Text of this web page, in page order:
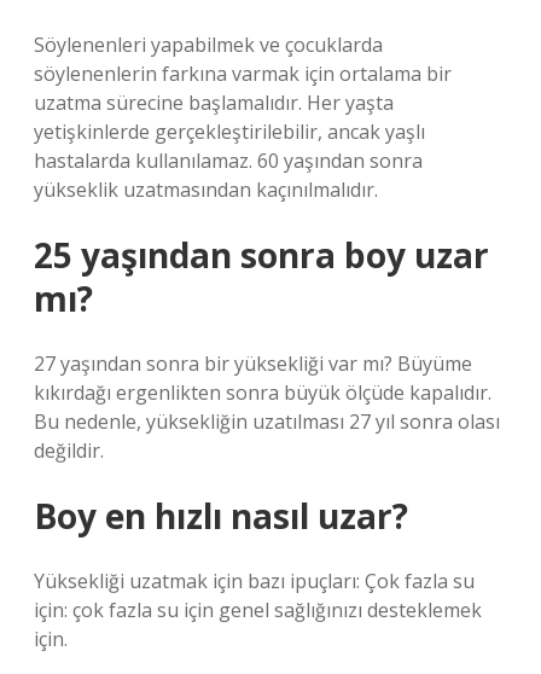
Söylenenleri yapabilmek ve çocuklarda
söylenenlerin farkına varmak için ortalama bir
uzatma sürecine başlamalıdır. Her yaşta
yetişkinlerde gerçekleştirilebilir, ancak yaşlı
hastalarda kullanılamaz. 60 yaşından sonra
yükseklik uzatmasından kaçınılmalıdır.
25 yaşından sonra boy uzar
mı?
27 yaşından sonra bir yüksekliği var mı? Büyüme
kıkırdağı ergenlikten sonra büyük ölçüde kapalıdır.
Bu nedenle, yüksekliğin uzatılması 27 yıl sonra olası
değildir.
Boy en hızlı nasıl uzar?
Yüksekliği uzatmak için bazı ipuçları: Çok fazla su
için: çok fazla su için genel sağlığınızı desteklemek
için.